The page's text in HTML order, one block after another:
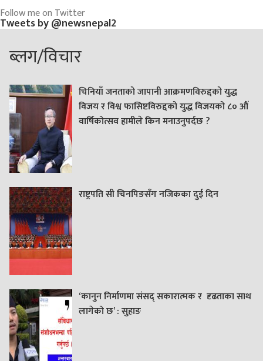
Follow me on Twitter
Tweets by @newsnepal2
ब्लग/विचार
चिनियाँ जनताको जापानी आक्रमणविरुद्दको युद्ध
विजय र विश्व फासिष्टविरुद्दको युद्ध विजयको ८० औं
वार्षिकोत्सव हामीले किन मनाउनुपर्दछ ?
राष्ट्रपति सी चिनपिङसँग नजिकका दुई दिन
‘कानुन निर्माणमा संसद् सकारात्मक र दृढताका साथ
लागेको छ’ : सुहाङ